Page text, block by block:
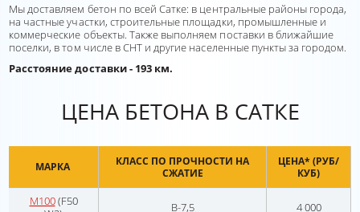
Мы доставляем бетон по всей Сатке: в центральные районы города,
на частные участки, строительные площадки, промышленные и
коммерческие объекты. Также выполняем поставки в ближайшие
поселки, в том числе в СНТ и другие населенные пункты за городом.
Расстояние доставки - 193 км.
ЦЕНА БЕТОНА В САТКЕ
МАРКА
КЛАСС ПО ПРОЧНОСТИ НА
СЖАТИЕ
ЦЕНА* (РУБ/
КУБ)
М100(F50
В-7,5 4 000